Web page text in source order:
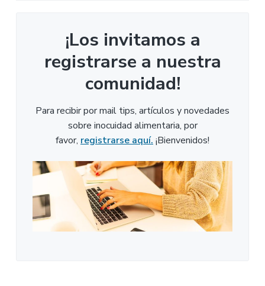
¡Los invitamos a
registrarse a nuestra
comunidad!
Para recibir por mail tips, artículos y novedades
sobre inocuidad alimentaria, por
favor, registrarse aquí. ¡Bienvenidos!